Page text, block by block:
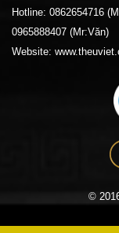
Hotline: 0862654716
0965888407 (Mr:Văn)
Website:
©